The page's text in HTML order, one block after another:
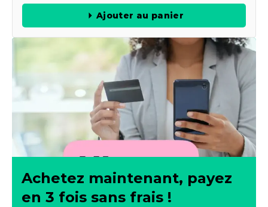
Ajouter au panier
Achetez maintenant, payez
en 3 fois sans frais !